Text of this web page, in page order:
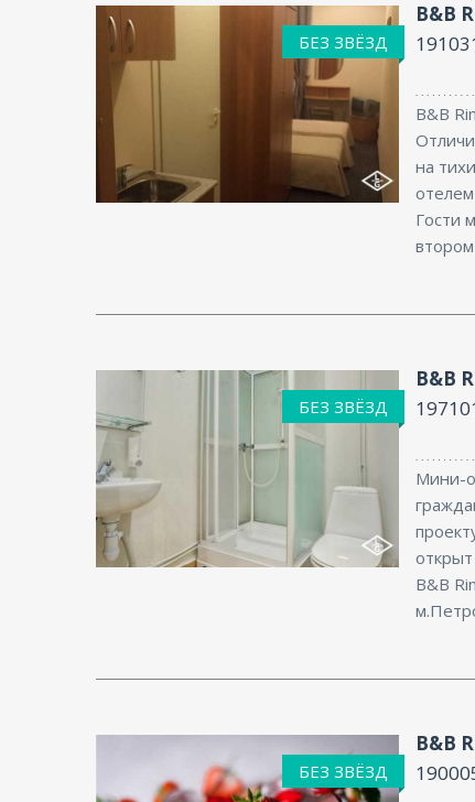
Интернет
БЕЗ ЗВЁЗД
B&B
B&B
на
Гости
Интернет
БЕЗ ЗВЁЗД
B&B
Мини-
B&B
БЕЗ ЗВЁЗД
B&B